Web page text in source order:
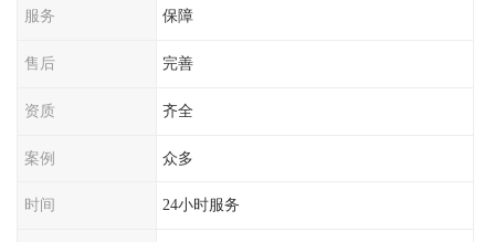
服务 保障
售后 完善
资质 齐全
案例 众多
时间 24小时服务